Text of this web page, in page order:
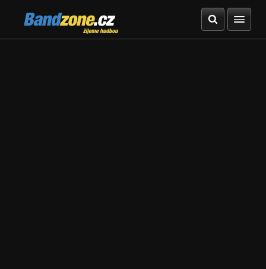
Bandzone.cz
žijeme hudbou